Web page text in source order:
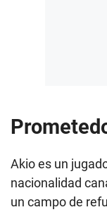
Akio es un
nacionalidad
un campo de